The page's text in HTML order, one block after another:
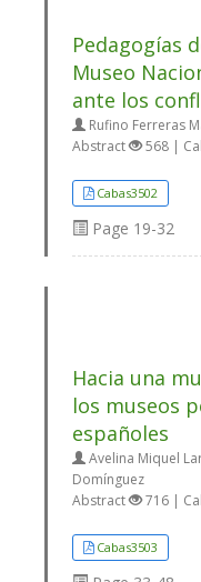
Pedagogías
Museo
ante los
Rufino Ferreras
Abstract
568 |
Cabas3502
Page 19-32
Hacia una
los museos
españoles
Avelina Miquel
Domínguez
Abstract
716 |
Cabas3503